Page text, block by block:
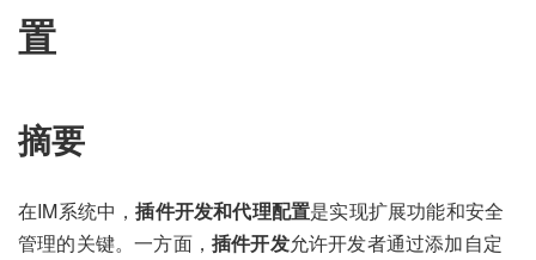
置
摘要
在IM系统中，插件开发和代理配置是实现扩展功能和安全
管理的关键。一方面， 插件开发允许开发者通过添加自定